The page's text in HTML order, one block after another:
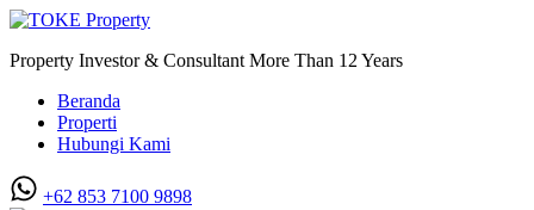
Property Investor & Consultant More Than 12 Years
Beranda
Properti
Hubungi Kami
+62 853 7100 9898‬